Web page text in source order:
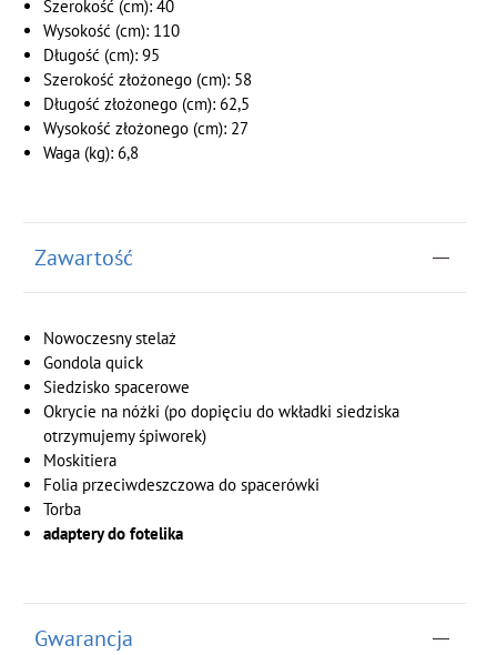
Szerokość (cm): 40
Wysokość (cm): 110
Długość (cm): 95
Szerokość złożonego (cm): 58
Długość złożonego (cm): 62,5
Wysokość złożonego (cm): 27
Waga (kg): 6,8
Zawartość
Nowoczesny stelaż
Gondola quick
Siedzisko spacerowe
Okrycie na nóżki (po dopięciu do wkładki siedziska
otrzymujemy śpiworek)
Moskitiera
Folia przeciwdeszczowa do spacerówki
Torba
adaptery do fotelika
Gwarancja